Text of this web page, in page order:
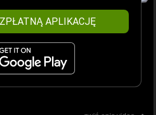
APLIKACJĘ